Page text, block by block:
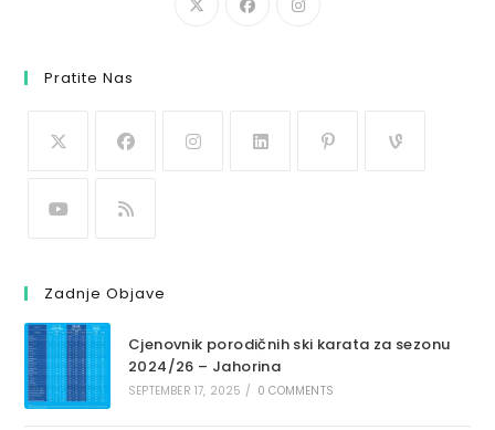
Pratite Nas
Zadnje Objave
Cjenovnik porodičnih ski karata za sezonu
2024/26 – Jahorina
SEPTEMBER 17, 2025 / 0 COMMENTS